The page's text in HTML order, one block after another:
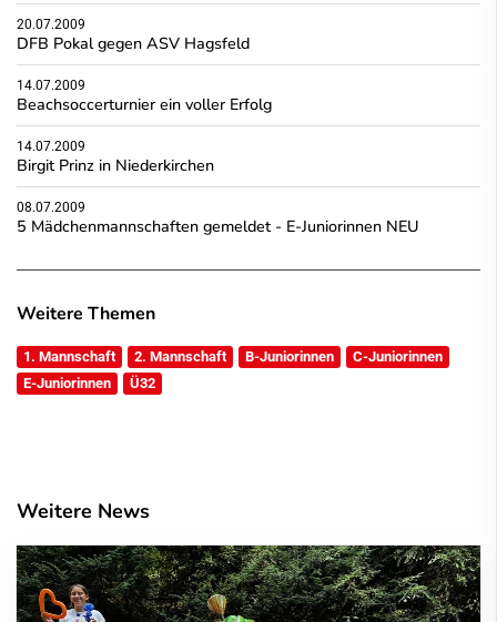
20.07.2009
DFB Pokal gegen ASV Hagsfeld
14.07.2009
Beachsoccerturnier ein voller Erfolg
14.07.2009
Birgit Prinz in Niederkirchen
08.07.2009
5 Mädchenmannschaften gemeldet - E-Juniorinnen NEU
Weitere Themen
1. Mannschaft 2. Mannschaft B-Juniorinnen
C-Juniorinnen
E-Juniorinnen
Ü32
Weitere News